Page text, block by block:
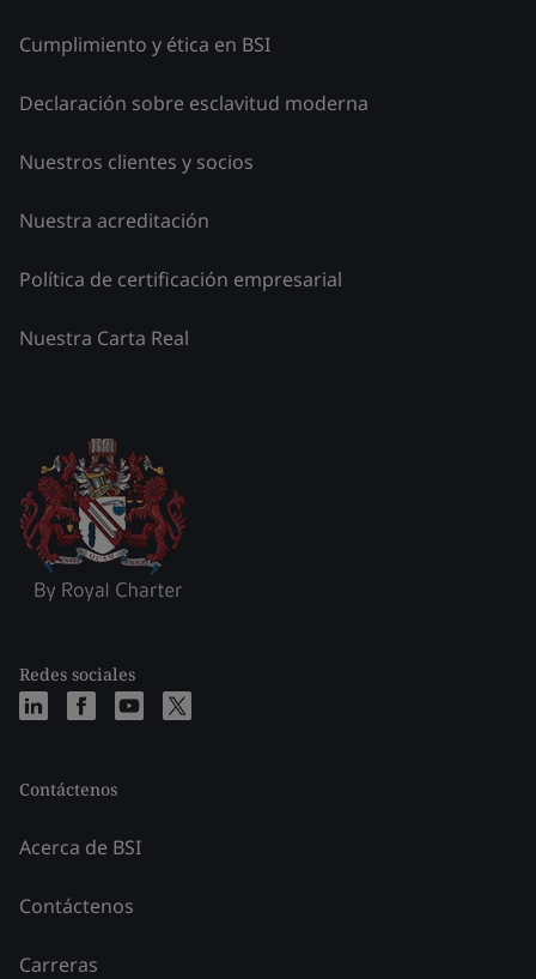
Cumplimiento y ética en BSI
Declaración sobre esclavitud moderna
Nuestros clientes y socios
Nuestra acreditación
Política de certificación empresarial
Nuestra Carta Real
Redes sociales
Contáctenos
Acerca de BSI
Contáctenos
Carreras